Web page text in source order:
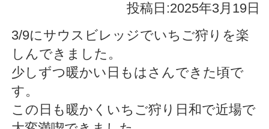
投稿日:2025年3月19日
3/9にサウスビレッジでいちご狩りを楽
しんできました。
少しずつ暖かい日もはさんできた頃で
す。
この日も暖かくいちご狩り日和で近場で